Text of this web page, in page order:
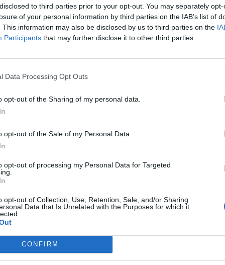
to third parties prior to your opt-out. You may separately
of your personal information by third parties on the IAB’s list of
This information may also be disclosed by us to third parties on the
Participants that may further disclose it to other third parties.
Data Processing Opt Outs
opt-out of the Sharing of my personal data.
opt-out of the Sale of my Personal Data.
opt-out of processing my Personal Data for Targeted
opt-out of Collection, Use, Retention, Sale, and/or Sharing
Data that Is Unrelated with the Purposes for which it
CONFIRM
ad
RÓWNIEŻ:
przecenił hit do kuchni. Air fryer tańszy aż o 150 zł, a to
2026 16:06
dla milionów polskich rodzin. ZUS wypłacił już 173 mln
wciąż można składać
2026 12:56
elementem działania przestępców jest stworzenie atmosfery
sugeruje, że domena wygaśnie w ciągu najbliższych godzin